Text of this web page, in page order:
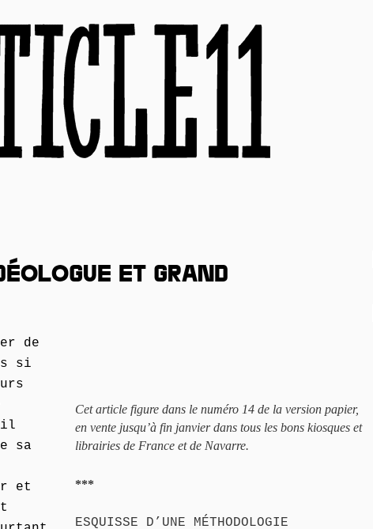
ET GRAND
de
si
il
sa
et
Cet article figure dans le numéro 14 de la version papier,
en vente jusqu’à fin janvier dans tous les bons kiosques et
librairies de France et de Navarre.
***
ESQUISSE D’UNE MÉTHODOLOGIE